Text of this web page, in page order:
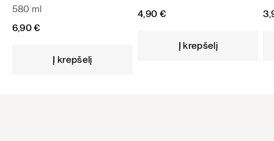
580 ml
6,90€
Į krepšelį
4,90 €
Į krepšelį